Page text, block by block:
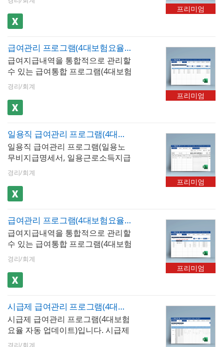
기요양보험, 고용보험을 한 시트에
서 관리. 매년 요율이 자동 업데이트
되어 급여대장 전체 직원의 공제액
용 : 국민연금 기준소득월액 상한액
과 하한액, 건강보험 보수월액 상한
액 등 법정 한도를 자동으로 계산-
보험료율 변경 이력 관리 : 연도별
요율 변경 이력이 누적 보관되어 과
거 연도의 급여 재계산 또는 연말정
산 소급 계산 시 해당 연도의 요율을
계약서를 작성할 수 있습니다.
지 형태로 출력이 가능하며, 년도별
급여지급내역, 사원별 급여지급내
계 관리가 가능합니다. 사원별 급여
지급내역과 급여결산보고서는 그래
프화하여 보고서 형태로 사용하기
편리합니다. 사원정보를 바탕으로
서, 근로계약서를 작성할 수 있습니
다. 엑셀 파일 내 [최신 업데이트]버
튼을 클릭하면 매년 개정되는 4대보
험요율 및 근로소득간이세액표가
자동 업데이트 됩니다. ※ 프로그램
규격 : MS오피스 엑셀 2007이상 ※
프로그램 구성 : 회사정보, 사원정
보, 급여입력, 급여대장, 급여명세
서, 급여입금내역서, 년도별급여지
서, 재직증명서(경력증명서,퇴직증
명서), 근로계약서
다. 최대 500명까지 입력 가능하며,
근로소득세, 4대보험 등 공제내역이
자동 계산됩니다. 저장된 문서를 급
서 시트에서 확인할 수 있습니다. 급
여명세서는 1장, 세로형 2장, 가로형
2장 총 3가지 형태로 출력이 가능하
며, 년도별 급여지급내역, 사원별 급
로 급여 통계 관리가 가능합니다. 사
원별 급여지급내역과 급여결산보고
사용하기 편리합니다. 사원정보를
바탕으로 재직증명서, 경력증명서,
퇴직증명서, 근로계약서를 작성할
수 있습니다. 엑셀 파일 내 [최신 업
되는 4대보험요율 및 근로소득간이
세액표가 자동 업데이트 됩니다. ※
프로그램 규격 : MS오피스 엑셀
2007이상 ※ 프로그램 구성 : 회사
정보, 사원정보, 급여입력, 급여대
장, 급여명세서, 급여입금내역서, 년
도별급여지급, 사원별급여지급, 급
여결산보고서, 재직증명서(경력증
명서,퇴직증명서), 근로계약서
프리미엄
급여관리 프로그램(4대보험요율 자동 업데이트, 100인용, 급여대장, 급여명세서, 급여입금내역, 급여통계관리, 증명서발행)
급여지급내역을 통합적으로 관리할
수 있는 급여통합 프로그램(4대보험
요율 자동 업데이트, 100인용)입니
다. 급여내역을 월별로 입력, 저장,
검색할 수 있습니다. 4대보험이 자
동계산(근로소득세, 지방소득세, 고
양보험)되며, 급여지급항목 및 공제
항목은 최대 20개까지 추가할 수 있
습니다. 저장된 급여내역은 급여대
장, 급여명세서, 급여입금내역서 시
다. 사원정보를 바탕으로 재직증명
서, 경력증명서, 퇴직증명서 자동 발
신 업데이트]버튼을 클릭하면 매년
개정되는 4대보험요율 및 근로소득
간이세액표가 자동 업데이트 됩니
다. ※ 프로그램 규격 : MS오피스 엑
사정보, 사원정보, 급여입력, 급여대
장, 급여명세서, 급여입금내역, 급여
통계관리, 증명서발행(재직증명서,
경력증명서, 퇴직증명서)
경리/회계
프리미엄
일용직 급여관리 프로그램(4대보험요율 자동 업데이트, 일용노무비지급명세서, 일용근로소득지급명세서)
일용직 급여관리 프로그램(일용노
무비지급명세서, 일용근로소득지급
명세서)입니다. 현장별, 일자별 출근
기록을 저장, 검색, 데이터 누적 저
장 기능을 사용할 수 있습니다. 일용
직 근로자의 공제 기준에 맞도록 근
자동 계산됩니다. 현장별/월별로도
출근기록을 검색하고 일용노무비지
급명세서 등으로 자동으로 불러와
서 출력 할 수 있습니다. 엑셀 파일
매년 개정되는 4대보험요율 및 근로
소득간이세액표가 자동 업데이트
경리/회계
프리미엄
급여관리 프로그램(4대보험요율 자동 업데이트, 사업소득, 종합소득세 신고자용, 급여대장, 급여명세서, 급여입금내역서, 재직증명서, 퇴직증명서)
급여지급내역을 통합적으로 관리할
수 있는 급여통합 프로그램(4대보험
요율 자동 업데이트, 사업소득, 종합
소득세 신고자용)입니다. 급여내역
을 월별로 입력, 저장, 검색할 수 있
습니다. [사원정보] 시트에서 종합소
세를 계산할 수 있습니다. 4대보험
자동계산 여부를 선택할 수 있으며
자동계산 선택 시 근로소득세, 지방
소득세, 고용보험, 국민연금, 건강보
경리/회계
프리미엄
시급제 급여관리 프로그램(4대보험요율 자동 업데이트, 급여대장, 급여명세서, 급여입금내역서, 급여통계관리)
시급제 급여관리 프로그램(4대보험
요율 자동 업데이트)입니다. 시급제
사원의 급여대장, 급여명세서, 급여